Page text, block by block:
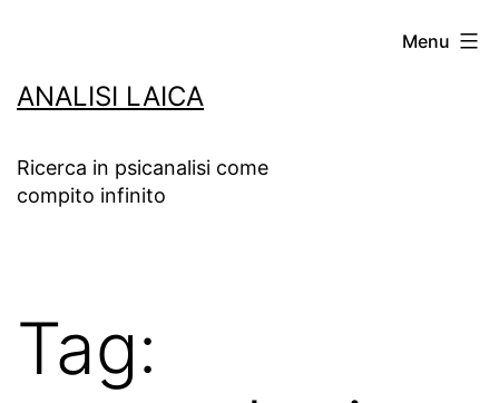
contenuto
ANALISI LAICA
Ricerca in psicanalisi come
compito infinito
Menu
Tag: